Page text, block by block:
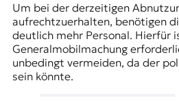
Um bei der derzeitigen
aufrechtzuerhalten, benötigen
deutlich mehr Personal. Hierfür
Generalmobilmachung
unbedingt vermeiden, da der
sein könnte.